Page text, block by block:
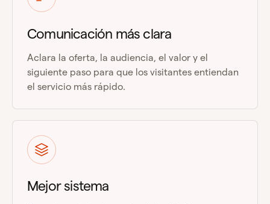
Comunicación más clara
Aclara la oferta, la audiencia, el valor y el
siguiente paso para que los visitantes entiendan
el servicio más rápido.
Mejor sistema